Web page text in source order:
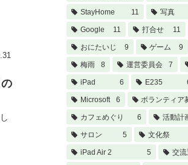
StayHome 11 写真
Google 11 打合せ 11
おにたいじ 9 ゲーム 9
梅雨 8 運営委員会 7
iPad 6 E235
Microsoft 6 ボランティア
カフェめぐり 6 活動計
サロン 5 文化祭
iPad Air 2 5 交